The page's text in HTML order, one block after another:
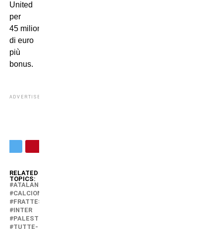
United
per
45 milioni
di euro
più
bonus.
ADVERTISEMENT
RELATED
TOPICS:
ATALANTA
CALCIOMERCATO
FRATTESI
INTER
PALESTRA
TUTTE-